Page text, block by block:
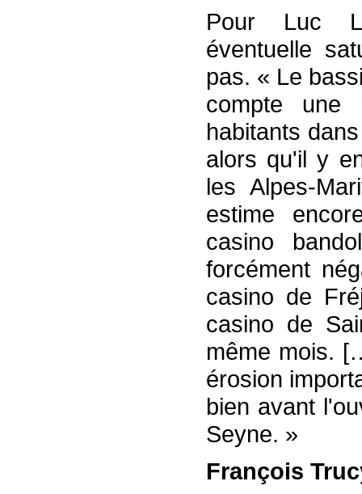
Pour Luc
éventuelle
pas. « Le
compte
habitants
alors qu'il y
les Alpes-
estime
casino
forcément
casino de
casino de
même mois.
érosion
bien avant
Seyne. »
François